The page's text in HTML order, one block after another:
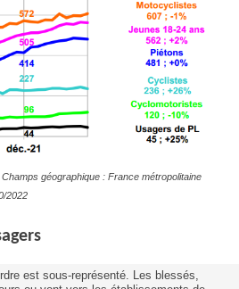
géographique : France métropolitaine
2022
est sous-représenté. Les blessés,